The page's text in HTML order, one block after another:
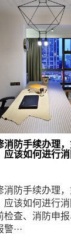
消防手续办理
该如何进行消
消防手续办理
应该如何进行
检查、消防申
···